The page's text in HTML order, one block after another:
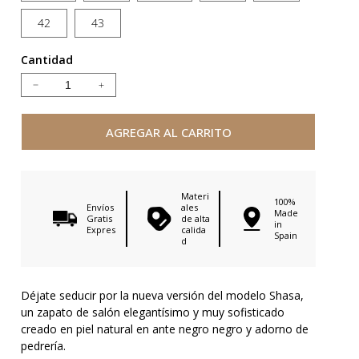
42 43
Cantidad
Reducir
Aumentar
para
SHASA
AGREGAR AL CARRITO
Envíos
Gratis
Expres
Materi
ales
de alta
calida
d
100%
Made
in
Spain
Déjate seducir por la nueva versión del modelo Shasa,
un zapato de salón elegantísimo y muy sofisticado
creado en piel natural en ante negro negro y adorno de
pedrería.